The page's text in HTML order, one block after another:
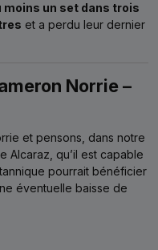
moins un set dans trois
et a perdu leur dernier
Norrie –
et pensons, dans notre
Alcaraz, qu’il est capable
pourrait bénéficier
éventuelle baisse de